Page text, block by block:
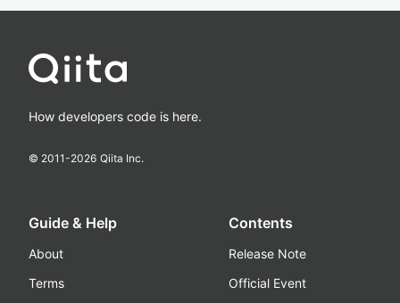
How developers code is here.
© 2011-2026 Qiita Inc.
Guide & Help
About
Terms
Contents
Release Note
Official Event